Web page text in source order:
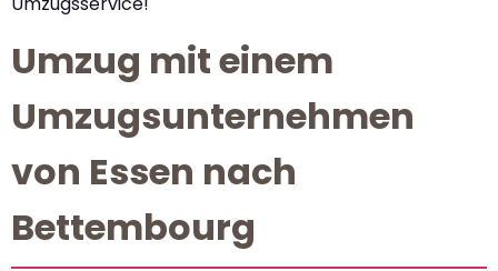
Umzug mit einem
Umzugsunternehmen
von Essen nach
Bettembourg